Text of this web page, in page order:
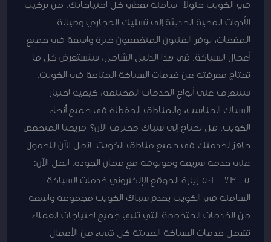
في الكويت حلولاً شاملة تغطي كل احتياجاتك. من تركيب
الأدوات الصحية الحديثة إلى تسليك المجاري وصيانة
المضخات، يوفر الفنيون المتخصصون خبرة واسعة في جميع
أعمال السباكة. في هذا الدليل الشامل، سنستعرض كل ما
تحتاج معرفته عن خدمات السباكة المتاحة في الكويت.
ستتعرف على أنواع الخدمات المختلفة، كيفية اختيار
السباك المناسب، والمناطق المغطاة في جميع أنحاء
الكويت. هل تحتاج إلى سباك محترف الآن؟ فريقنا المتخصص
جاهز لخدمتك في جميع مناطق الكويت. اتصل الآن للحصول
على خدمة سريعة وموثوقة مع ضمان الجودة. اتصل الآن:
50267365 زيارة الموقع الإلكتروني خدمات السباكة
الشاملة في الكويت يقدم سباك الكويت مجموعة واسعة
من الخدمات المتخصصة التي تلبي جميع احتياجات العملاء.
تشمل خدمات السباكة الحديثة كل شيء من الأعمال